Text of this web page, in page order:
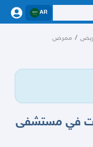
AR
/ ممرض
في مستشفى